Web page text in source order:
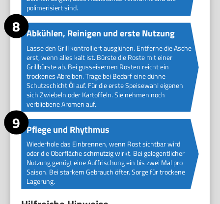
polimerisiert sind.
Abkühlen, Reinigen und erste Nutzung
Lasse den Grill kontrolliert ausglühen. Entferne die Asche
erst, wenn alles kalt ist. Bürste die Roste mit einer
Grillbürste ab. Bei gusseisernen Rosten reicht ein
trockenes Abreiben. Trage bei Bedarf eine dünne
Schutzschicht Öl auf. Für die erste Speisewahl eigenen
sich Zwiebeln oder Kartoffeln. Sie nehmen noch
verbliebene Aromen auf.
Pflege und Rhythmus
Wiederhole das Einbrennen, wenn Rost sichtbar wird
oder die Oberfläche schmutzig wirkt. Bei gelegentlicher
Nutzung genügt eine Auffrischung ein bis zwei Mal pro
Saison. Bei starkem Gebrauch öfter. Sorge für trockene
Lagerung.